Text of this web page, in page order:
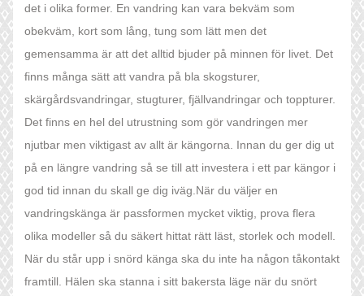
det i olika former. En vandring kan vara bekväm som
obekväm, kort som lång, tung som lätt men det
gemensamma är att det alltid bjuder på minnen för livet. Det
finns många sätt att vandra på bla skogsturer,
skärgårdsvandringar, stugturer, fjällvandringar och toppturer.
Det finns en hel del utrustning som gör vandringen mer
njutbar men viktigast av allt är kängorna. Innan du ger dig ut
på en längre vandring så se till att investera i ett par kängor i
god tid innan du skall ge dig iväg.När du väljer en
vandringskänga är passformen mycket viktig, prova flera
olika modeller så du säkert hittat rätt läst, storlek och modell.
När du står upp i snörd känga ska du inte ha någon tåkontakt
framtill. Hälen ska stanna i sitt bakersta läge när du snört